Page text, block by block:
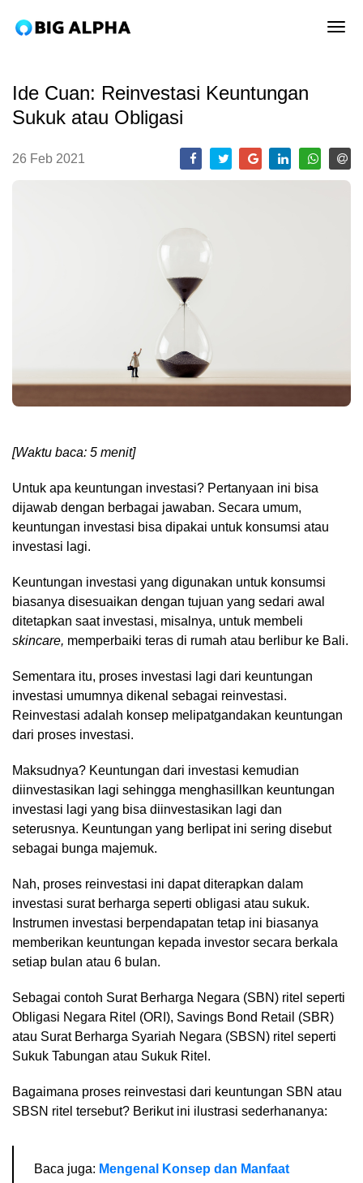
Ide Cuan: Reinvestasi Keuntungan
Sukuk atau Obligasi
26 Feb 2021
[Waktu baca: 5 menit]
Untuk apa keuntungan investasi? Pertanyaan ini bisa
dijawab dengan berbagai jawaban. Secara umum,
keuntungan investasi bisa dipakai untuk konsumsi atau
investasi lagi.
Keuntungan investasi yang digunakan untuk konsumsi
biasanya disesuaikan dengan tujuan yang sedari awal
ditetapkan saat investasi, misalnya, untuk membeli
skincare, memperbaiki teras di rumah atau berlibur ke Bali.
Sementara itu, proses investasi lagi dari keuntungan
investasi umumnya dikenal sebagai reinvestasi.
Reinvestasi adalah konsep melipatgandakan keuntungan
dari proses investasi.
Maksudnya? Keuntungan dari investasi kemudian
diinvestasikan lagi sehingga menghasillkan keuntungan
investasi lagi yang bisa diinvestasikan lagi dan
seterusnya. Keuntungan yang berlipat ini sering disebut
sebagai bunga majemuk.
Nah, proses reinvestasi ini dapat diterapkan dalam
investasi surat berharga seperti obligasi atau sukuk.
Instrumen investasi berpendapatan tetap ini biasanya
memberikan keuntungan kepada investor secara berkala
setiap bulan atau 6 bulan.
Sebagai contoh Surat Berharga Negara (SBN) ritel seperti
Obligasi Negara Ritel (ORI), Savings Bond Retail (SBR)
atau Surat Berharga Syariah Negara (SBSN) ritel seperti
Sukuk Tabungan atau Sukuk Ritel.
Bagaimana proses reinvestasi dari keuntungan SBN atau
SBSN ritel tersebut? Berikut ini ilustrasi sederhananya:
Baca juga: Mengenal Konsep dan Manfaat